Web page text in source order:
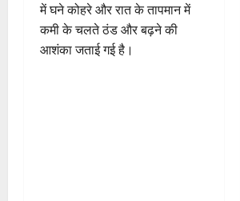
में घने कोहरे और रात के तापमान में
कमी के चलते ठंड और बढ़ने की
आशंका जताई गई है।